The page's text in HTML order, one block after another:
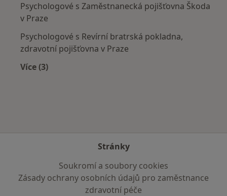
Psychologové s Zaměstnanecká pojišťovna Škoda
v Praze
Psychologové s Revírní bratrská pokladna,
zdravotní pojišťovna v Praze
Více (3)
Stránky
Soukromí a soubory cookies
Zásady ochrany osobních údajů pro zaměstnance
zdravotní péče